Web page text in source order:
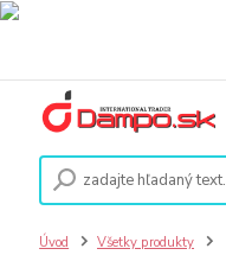
Úvod Všetky produkty